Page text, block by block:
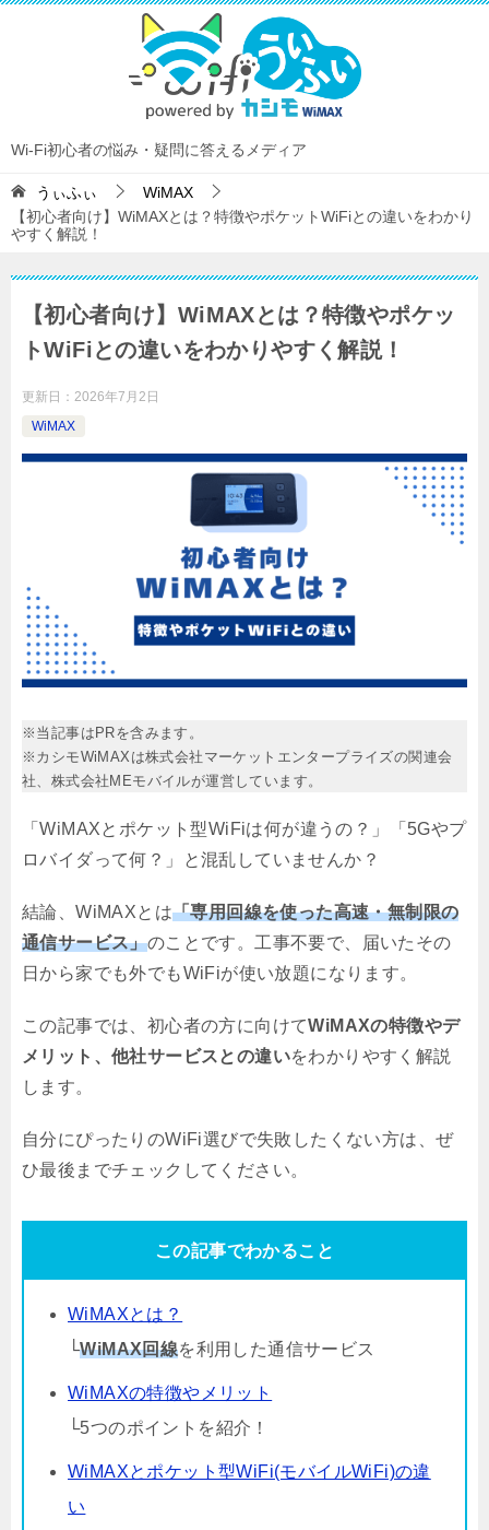
Wi-Fi初心者の悩み・疑問に答えるメディア
うぃふぃ
WiMAX
【初心者向け】WiMAXとは？特徴やポケットWiFiとの違いをわかり
やすく解説！
【初心者向け】WiMAXとは？特徴やポケッ
トWiFiとの違いをわかりやすく解説！
更新日： 2026年7月2日
WiMAX
※当記事はPRを含みます。
※カシモWiMAXは株式会社マーケットエンタープライズの関連会
社、株式会社MEモバイルが運営しています。
「WiMAXとポケット型WiFiは何が違うの？」「5Gやプ
ロバイダって何？」と混乱していませんか？
結論、WiMAXとは「専用回線を使った高速・無制限の
通信サービス」のことです。工事不要で、届いたその
日から家でも外でもWiFiが使い放題になります。
この記事では、初心者の方に向けてWiMAXの特徴やデ
メリット、他社サービスとの違いをわかりやすく解説
します。
自分にぴったりのWiFi選びで失敗したくない方は、ぜ
ひ最後までチェックしてください。
この記事でわかること
WiMAXとは？
└WiMAX回線を利用した通信サービス
WiMAXの特徴やメリット
└5つのポイントを紹介！
WiMAXとポケット型WiFi(モバイルWiFi)の違
い